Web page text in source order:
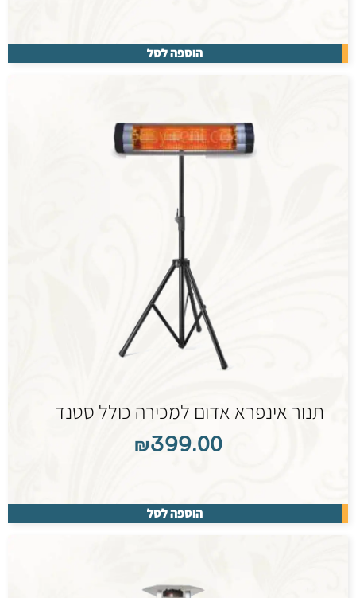
הוספה לסל
תנור אינפרא אדום למכירה כולל סטנד
₪399.00
הוספה לסל